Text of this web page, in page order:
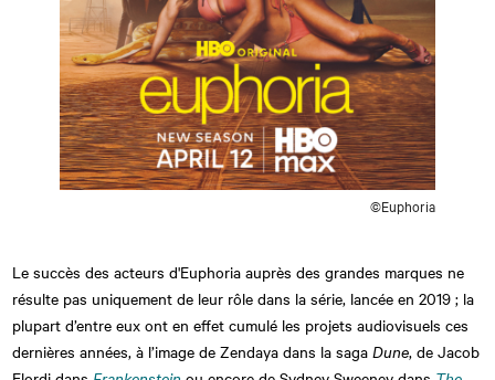
©Euphoria
Le succès des acteurs d'Euphoria auprès des grandes marques ne
résulte pas uniquement de leur rôle dans la série, lancée en 2019 ; la
plupart d’entre eux ont en effet cumulé les projets audiovisuels ces
dernières années, à l’image de Zendaya dans la sagaDune, de Jacob